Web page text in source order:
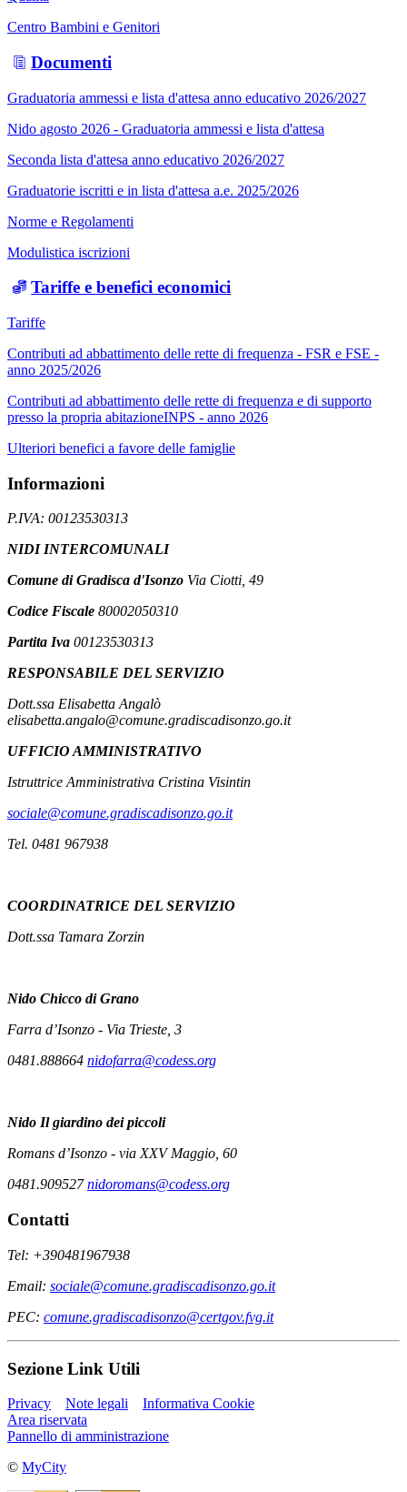
Centro Bambini e Genitori
Documenti
Graduatoria ammessi e lista d'attesa anno educativo 2026/2027
Nido agosto 2026 - Graduatoria ammessi e lista d'attesa
Seconda lista d'attesa anno educativo 2026/2027
Graduatorie iscritti e in lista d'attesa a.e. 2025/2026
Norme e Regolamenti
Modulistica iscrizioni
Tariffe e benefici economici
Tariffe
Contributi ad abbattimento delle rette di frequenza - FSR e FSE -
anno 2025/2026
Contributi ad abbattimento delle rette di frequenza e di supporto
presso la propria abitazioneINPS - anno 2026
Ulteriori benefici a favore delle famiglie
Informazioni
P.IVA: 00123530313
NIDI INTERCOMUNALI
Comune di Gradisca d'Isonzo Via Ciotti, 49
Codice Fiscale 80002050310
Partita Iva 00123530313
RESPONSABILE DEL SERVIZIO
Dott.ssa Elisabetta Angalò
elisabetta.angalo@comune.gradiscadisonzo.go.it
UFFICIO AMMINISTRATIVO
Istruttrice Amministrativa Cristina Visintin
sociale@comune.gradiscadisonzo.go.it
Tel. 0481 967938
COORDINATRICE DEL SERVIZIO
Dott.ssa Tamara Zorzin
Nido Chicco di Grano
Farra d’Isonzo - Via Trieste, 3
0481.888664 nidofarra@codess.org
Nido Il giardino dei piccoli
Romans d’Isonzo - via XXV Maggio, 60
0481.909527nidoromans@codess.org
Contatti
Tel: +390481967938
Email: sociale@comune.gradiscadisonzo.go.it
PEC: comune.gradiscadisonzo@certgov.fvg.it
Sezione Link Utili
Privacy Note legali
Informativa Cookie
Area riservata
Pannello di amministrazione
© MyCity